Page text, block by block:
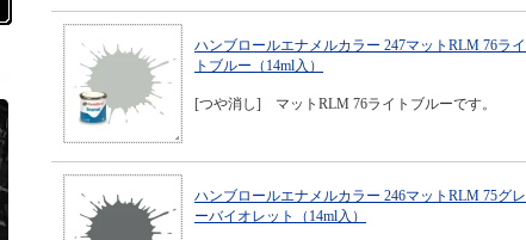
ハンブロールエナメルカラー 247マットRLM 76ライ
トブルー（14ml入）
[つや消し] マットRLM 76ライトブルーです。
ハンブロールエナメルカラー 246マットRLM 75グレ
ーバイオレット（14ml入）